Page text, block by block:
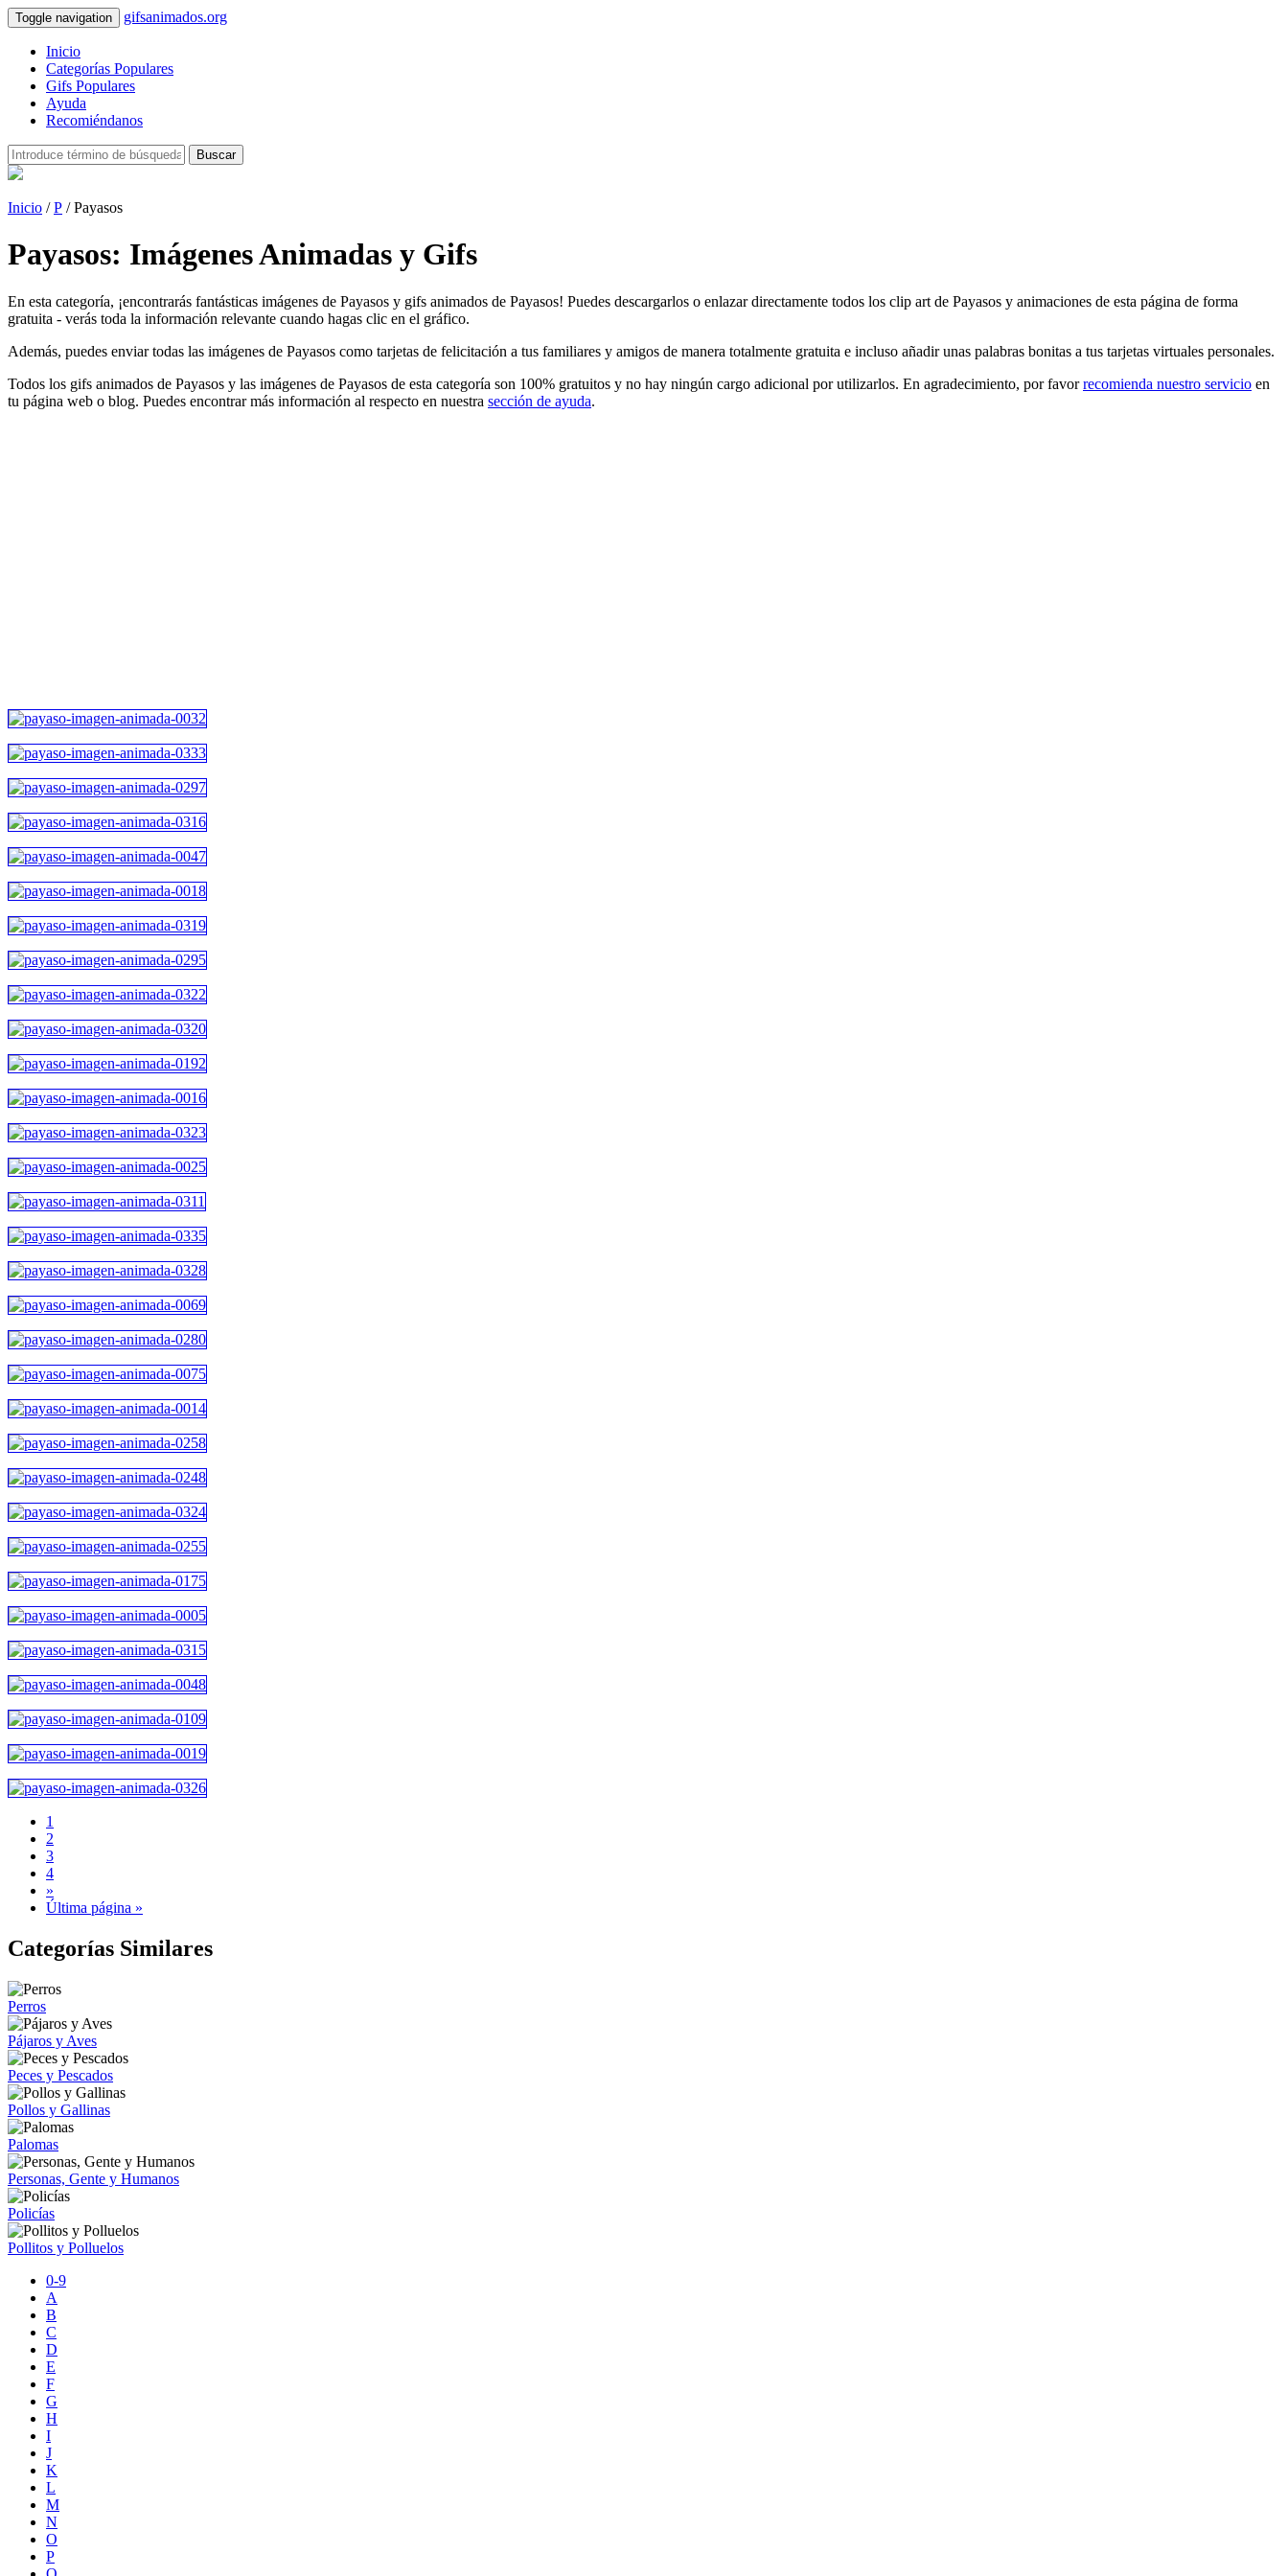
Toggle navigation gifsanimados.org
Inicio
Categorías Populares
Gifs Populares
Ayuda
Recomiéndanos
Buscar
Inicio /P / Payasos
Payasos: Imágenes Animadas y Gifs
En esta categoría, ¡encontrarás fantásticas imágenes de Payasos y gifs animados de Payasos! Puedes descargarlos o enlazar directamente todos los clip art de Payasos y animaciones de esta página de forma
gratuita - verás toda la información relevante cuando hagas clic en el gráfico.
Además, puedes enviar todas las imágenes de Payasos como tarjetas de felicitación a tus familiares y amigos de manera totalmente gratuita e incluso añadir unas palabras bonitas a tus tarjetas virtuales personales.
Todos los gifs animados de Payasos y las imágenes de Payasos de esta categoría son 100% gratuitos y no hay ningún cargo adicional por utilizarlos. En agradecimiento, por favorrecomienda nuestro servicio en
tu página web o blog. Puedes encontrar más información al respecto en nuestra sección de ayuda.
1
2
3
4
»
Última página »
Categorías Similares
Perros
Pájaros y Aves
Peces y Pescados
Pollos y Gallinas
Palomas
Personas, Gente y Humanos
Policías
Pollitos y Polluelos
0-9
A
B
C
D
E
F
G
H
I
J
K
L
M
N
O
P